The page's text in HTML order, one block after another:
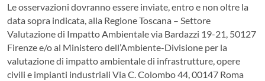
Le osservazioni dovranno essere inviate, entro e non oltre la
data sopra indicata, alla Regione Toscana – Settore
Valutazione di Impatto Ambientale via Bardazzi 19-21, 50127
Firenze e/o al Ministero dell’Ambiente-Divisione per la
valutazione di impatto ambientale di infrastrutture, opere
civili e impianti industriali Via C. Colombo 44, 00147 Roma